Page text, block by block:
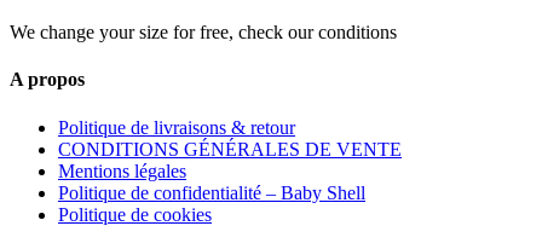
We change your size for free, check our conditions
A propos
Politique de livraisons & retour
CONDITIONS GÉNÉRALES DE VENTE
Mentions légales
Politique de confidentialité – Baby Shell
Politique de cookies